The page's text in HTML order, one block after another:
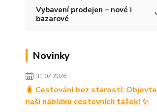
Vybavení prodejen – nové i
bazarové
Novinky
31.07.2026
🧳 Cestování bez starostí: Objevte
naši nabídku cestovních tašek! ✨